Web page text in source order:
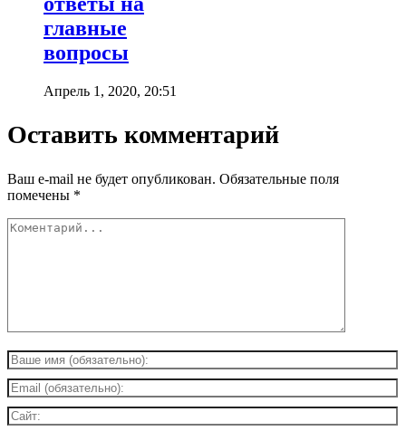
главные
вопросы
Апрель 1, 2020, 20:51
Оставить комментарий
Ваш e-mail не будет опубликован. Обязательные поля
помечены *